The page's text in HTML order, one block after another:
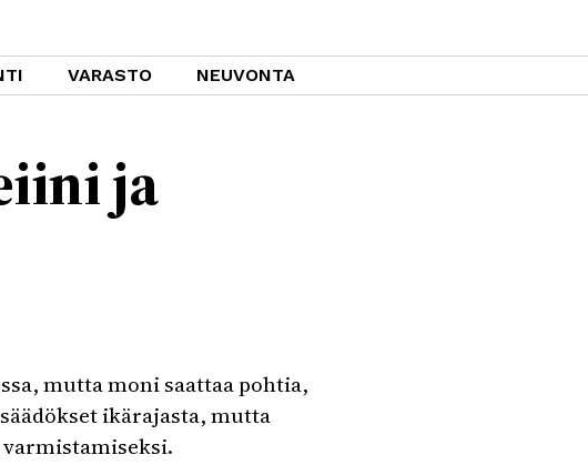
VARASTO NEUVONTA
ja
mutta moni saattaa pohtia,
ikärajasta, mutta